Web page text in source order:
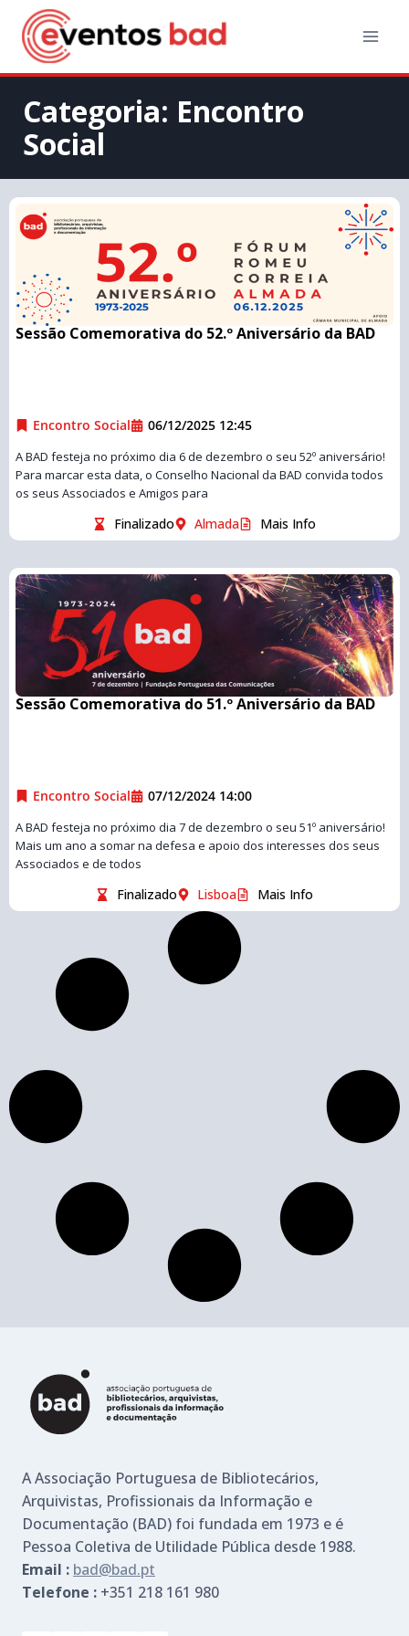
Categoria: Encontro
Social
Sessão Comemorativa do 52.º Aniversário da BAD
Encontro Social 06/12/2025 12:45
A BAD festeja no próximo dia 6 de dezembro o seu 52º aniversário!
Para marcar esta data, o Conselho Nacional da BAD convida todos
os seus Associados e Amigos para
Finalizado Almada Mais Info
Sessão Comemorativa do 51.º Aniversário da BAD
Encontro Social 07/12/2024 14:00
A BAD festeja no próximo dia 7 de dezembro o seu 51º aniversário!
Mais um ano a somar na defesa e apoio dos interesses dos seus
Associados e de todos
Finalizado Lisboa Mais Info
A Associação Portuguesa de Bibliotecários,
Arquivistas, Profissionais da Informação e
Documentação (BAD) foi fundada em 1973 e é
Pessoa Coletiva de Utilidade Pública desde 1988.
Email : bad@bad.pt
Telefone : +351 218 161 980